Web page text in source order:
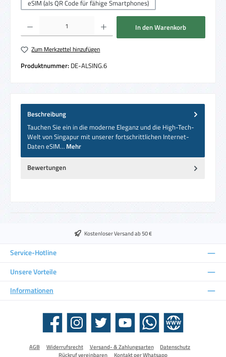
eSIM (als QR Code für fähige Smartphones)
In den Warenkorb
Zum Merkzettel hinzufügen
Produktnummer: DE-ALSING.6
Beschreibung
Tauchen Sie ein in die moderne Eleganz und die High-Tech-
Welt von Singapur mit unserer fortschrittlichen Internet-
Daten eSIM… Mehr
Bewertungen
Kostenloser Versand ab 50 €
Service-Hotline
Unsere Vorteile
Informationen
Facebook Instagram Twitter YouTube WhatsApp Website
AGB Widerrufsrecht Versand- & Zahlungsarten
Datenschutz
Rückruf vereinbaren
Kontakt per Whatsapp